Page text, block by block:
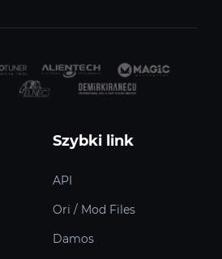
Szybki link
API
Ori / Mod Files
Damos